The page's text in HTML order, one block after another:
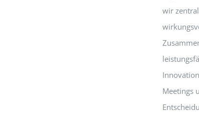
wir
Meetings